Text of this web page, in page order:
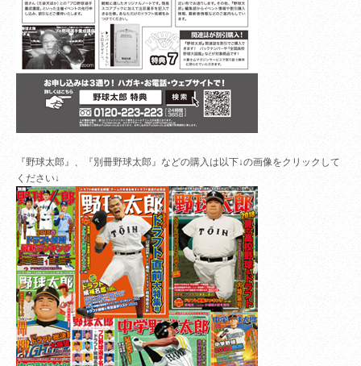
『野球太郎』、『別冊野球太郎』などの購入は以下↓の画像をクリックして
ください↓